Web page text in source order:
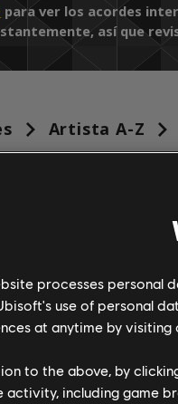
para ver los acordes
así que
Artista A-Z
Tipo de arr.
processes personal
use of personal
at anytime by visiting
to the above, by
activity, including game